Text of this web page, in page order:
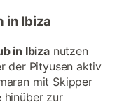
in Ibiza
in Ibizanutzen
der Pityusen aktiv
mit Skipper
hinüber zur